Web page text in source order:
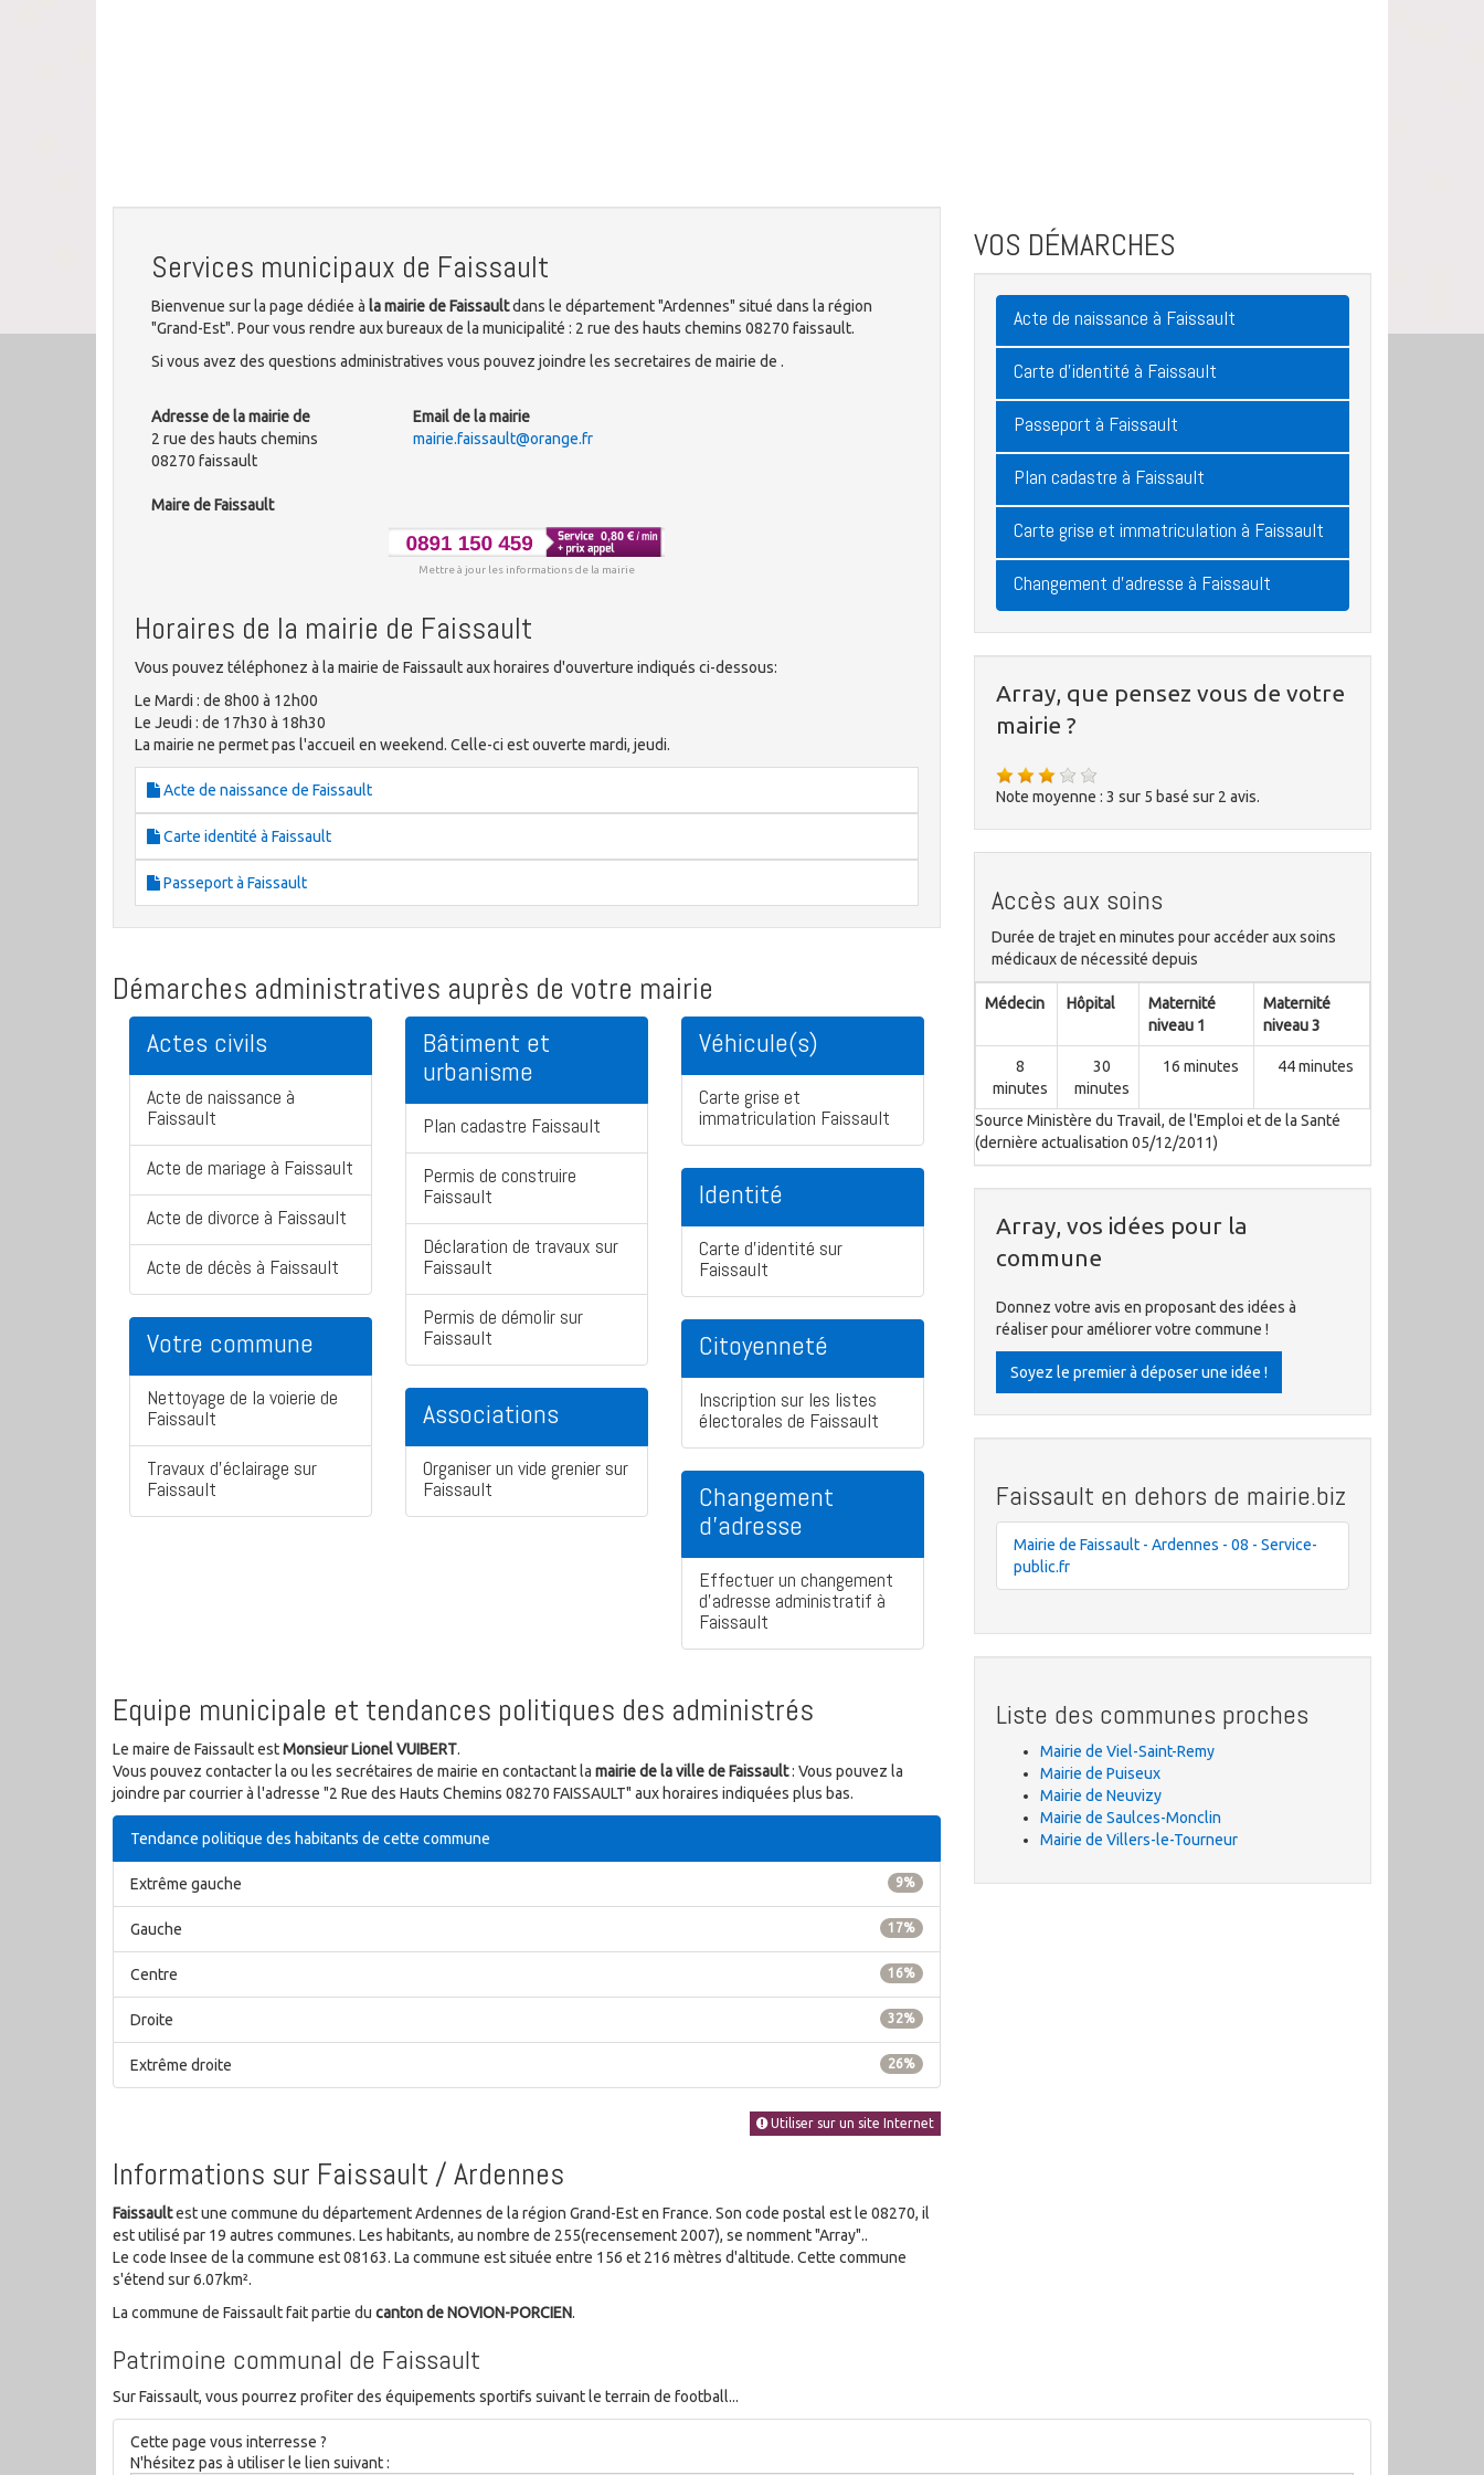
Services municipaux de Faissault
Bienvenue sur la page dédiée à la mairie de Faissaultdans le département "Ardennes" situé dans la région
"Grand-Est". Pour vous rendre aux bureaux de la municipalité : 2 rue des hauts chemins 08270 faissault.
Si vous avez des questions administratives vous pouvez joindre les secretaires de mairie de .
Adresse de la mairie de
2 rue des hauts chemins
08270 faissault
Maire de Faissault
Email de la mairie
mairie.faissault@orange.fr
Mettre à jour les informations de la mairie
Horaires de la mairie de Faissault
Vous pouvez téléphonez à la mairie de Faissault aux horaires d'ouverture indiqués ci-dessous:
Le Mardi : de 8h00 à 12h00
Le Jeudi : de 17h30 à 18h30
La mairie ne permet pas l'accueil en weekend. Celle-ci est ouverte mardi, jeudi.
Acte de naissance de Faissault
Carte identité à Faissault
Passeport à Faissault
Démarches administratives auprès de votre mairie
Actes civils
Acte de naissance à
Faissault
Acte de mariage à Faissault
Acte de divorce à Faissault
Acte de décès à Faissault
Votre commune
Nettoyage de la voierie de
Faissault
Travaux d'éclairage sur
Faissault
Bâtiment et
urbanisme
Plan cadastre Faissault
Permis de construire
Faissault
Déclaration de travaux sur
Faissault
Permis de démolir sur
Faissault
Associations
Organiser un vide grenier sur
Faissault
Véhicule(s)
Carte grise et
immatriculation Faissault
Identité
Carte d'identité sur
Faissault
Citoyenneté
Inscription sur les listes
électorales de Faissault
Changement
d'adresse
Effectuer un changement
d'adresse administratif à
Faissault
Equipe municipale et tendances politiques des administrés
Le maire de Faissault estMonsieur Lionel VUIBERT.
Vous pouvez contacter la ou les secrétaires de mairie en contactant la mairie de la ville de Faissault: Vous pouvez la
joindre par courrier à l'adresse "2 Rue des Hauts Chemins 08270 FAISSAULT" aux horaires indiquées plus bas.
Tendance politique des habitants de cette commune
9%
Extrême gauche
17%
Gauche
16%
Centre
32%
Droite
26%
Extrême droite
Utiliser sur un site Internet
Informations sur Faissault / Ardennes
Faissaultest une commune du département Ardennes de la région Grand-Est en France. Son code postal est le 08270, il
est utilisé par 19 autres communes. Les habitants, au nombre de 255(recensement 2007), se nomment "Array"..
Le code Insee de la commune est 08163. La commune est située entre 156 et 216 mètres d'altitude. Cette commune
s'étend sur 6.07km².
La commune de Faissault fait partie du canton de NOVION-PORCIEN.
Patrimoine communal de Faissault
Sur Faissault, vous pourrez profiter des équipements sportifs suivant le terrain de football...
VOS DÉMARCHES
Acte de naissance à Faissault
Carte d'identité à Faissault
Passeport à Faissault
Plan cadastre à Faissault
Carte grise et immatriculation à Faissault
Changement d'adresse à Faissault
Array, que pensez vous de votre
mairie ?
Note moyenne : 3 sur 5 basé sur 2 avis.
Accès aux soins
Durée de trajet en minutes pour accéder aux soins
médicaux de nécessité depuis
Médecin Hôpital
Maternité
niveau 1
Maternité
niveau 3
8
minutes
30
minutes
16 minutes 44 minutes
Source Ministère du Travail, de l'Emploi et de la Santé
(dernière actualisation 05/12/2011)
Array, vos idées pour la
commune
Donnez votre avis en proposant des idées à
réaliser pour améliorer votre commune !
Soyez le premier à déposer une idée !
Faissault en dehors de mairie.biz
Mairie de Faissault - Ardennes - 08 - Service-
public.fr
Liste des communes proches
Mairie de Viel-Saint-Remy
Mairie de Puiseux
Mairie de Neuvizy
Mairie de Saulces-Monclin
Mairie de Villers-le-Tourneur
Cette page vous interresse ?
N'hésitez pas à utiliser le lien suivant :